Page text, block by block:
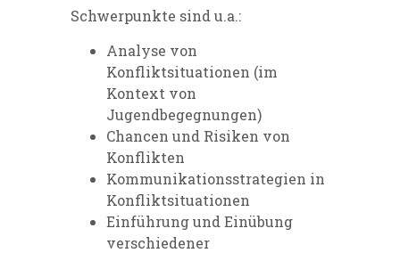
Schwerpunkte sind u.a.:
Analyse von
Konfliktsituationen (im
Kontext von
Jugendbegegnungen)
Chancen und Risiken von
Konflikten
Kommunikationsstrategien in
Konfliktsituationen
Einführung und Einübung
verschiedener